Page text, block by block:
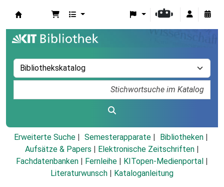
Erweiterte Suche Semesterapparate
Bibliotheken
Aufsätze & Papers
Elektronische Zeitschriften
Fachdatenbanken
Fernleihe KITopen-Medienportal
Literaturwunsch
Kataloganleitung